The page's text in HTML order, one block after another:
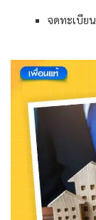
จดทะเบีย